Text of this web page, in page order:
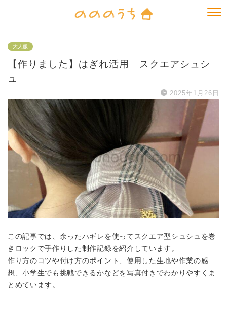
大人服
【作りました】はぎれ活用 スクエアシュシ
ュ
2025年1月26日
この記事では、余ったハギレを使ってスクエア型シュシュを巻
きロックで手作りした制作記録を紹介しています。
作り方のコツや付け方のポイント、使用した生地や作業の感
想、小学生でも挑戦できるかなどを写真付きでわかりやすくま
とめています。